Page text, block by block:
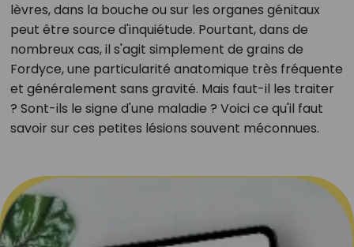
lèvres, dans la bouche ou sur les organes génitaux
peut être source d'inquiétude. Pourtant, dans de
nombreux cas, il s'agit simplement de grains de
Fordyce, une particularité anatomique très fréquente
et généralement sans gravité. Mais faut-il les traiter
? Sont-ils le signe d'une maladie ? Voici ce qu'il faut
savoir sur ces petites lésions souvent méconnues.